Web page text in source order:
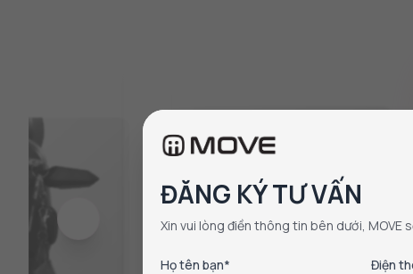
ĐĂNG KÝ TƯ VẤN
Xin vui lòng điền thông tin bên dưới, MOVE
Họ tên bạn* Điện